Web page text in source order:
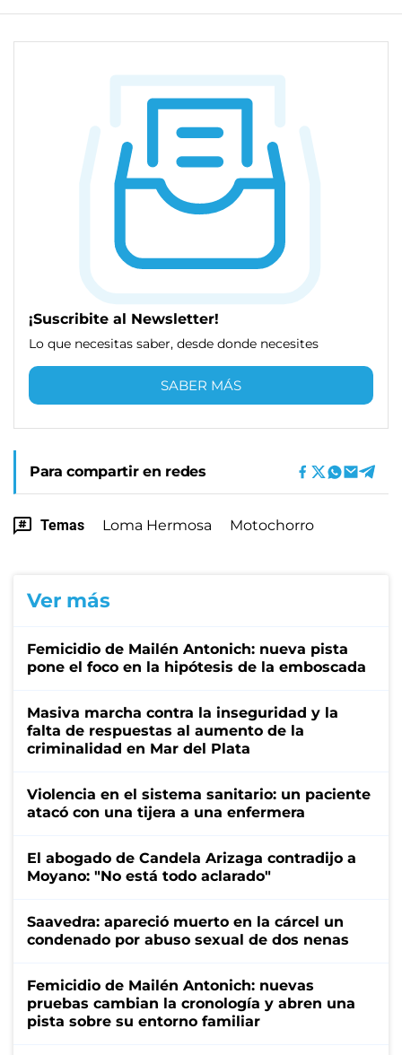
¡Suscribite al Newsletter!
Lo que necesitas saber, desde donde necesites
SABER MÁS
Para compartir en redes
Temas Loma Hermosa Motochorro
Ver más
Femicidio de Mailén Antonich: nueva pista
pone el foco en la hipótesis de la emboscada
Masiva marcha contra la inseguridad y la
falta de respuestas al aumento de la
criminalidad en Mar del Plata
Violencia en el sistema sanitario: un paciente
atacó con una tijera a una enfermera
El abogado de Candela Arizaga contradijo a
Moyano: "No está todo aclarado"
Saavedra: apareció muerto en la cárcel un
condenado por abuso sexual de dos nenas
Femicidio de Mailén Antonich: nuevas
pruebas cambian la cronología y abren una
pista sobre su entorno familiar